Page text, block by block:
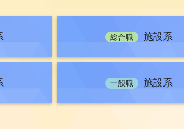
（事務系）について
府省合同B区分】）について
の官庁訪問について（一般職技術系）
術系】
総合職 施設系
一般職 施設系